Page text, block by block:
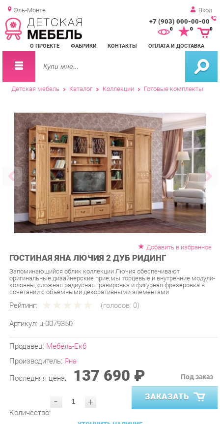
Эль-Монте Вход
+7 (903) 000-00-00
О ПРОЕКТЕ ФАБРИКИ КОНТАКТЫ ОПЛАТА И ДОСТАВКА
0 0
Детская мебель Каталог Коллекции Готовые комплекты
ГОСТИНАЯ ЯНА ЛЮЧИЯ 2 ДУБ РИДИНГ
Запоминающийся облик коллекции Лючия обеспечивают
оригинальные дизайнерские приe;мы торцевые и внутренние модули-
колонны, сложная радиусная гравировка и фигурная фрезеровка в
сочетании с объемными декоративными элементами
Рейтинг: (голосов:0 )
Артикул: u-0079350
Производитель:Яна
Последняя цена: 137 690 ₽
- ЗАКАЗАТЬ
УТОЧНИТЬ НАЛИЧИЕ